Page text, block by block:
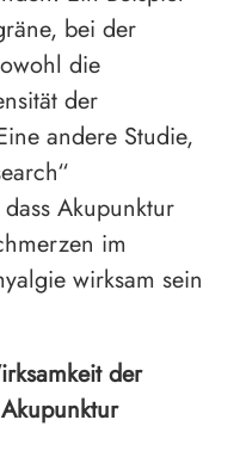
bei der
die
der
andere Studie,
Akupunktur
im
wirksam sein
der
Akupunktur